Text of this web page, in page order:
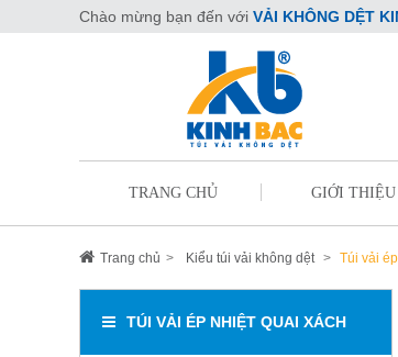
Chào mừng bạn đến với VẢI KHÔNG DỆT
TRANG CHỦ GIỚI THIỆU
Trang chủ Kiểu túi vải không dệt Túi vải
TÚI VẢI ÉP NHIỆT QUAI XÁCH